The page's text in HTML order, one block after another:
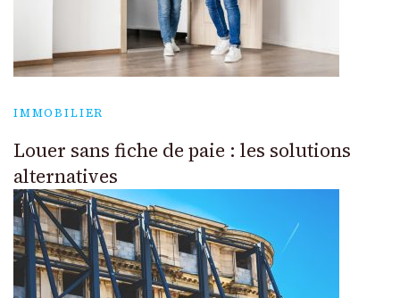
IMMOBILIER
Louer sans fiche de paie : les solutions
alternatives